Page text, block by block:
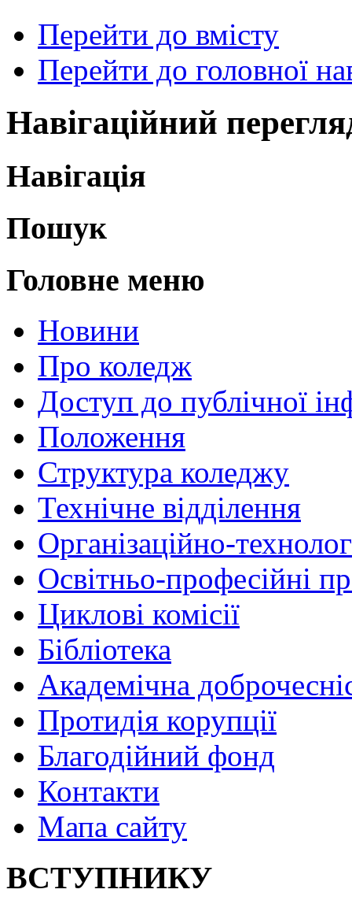
Перейти до вмісту
Перейти до головної
Навігаційний
Навігація
Пошук
Головне меню
Новини
Про коледж
Доступ до публічної
Положення
Структура коледжу
Технічне відділення
Організаційно-
Освітньо-професійні
Циклові комісії
Бібліотека
Академічна
Протидія корупції
Благодійний фонд
Контакти
Мапа сайту
ВСТУПНИКУ